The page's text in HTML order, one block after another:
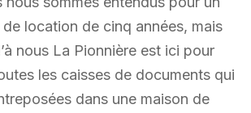
location de cinq années, mais
nous La Pionnière est ici pour
les caisses de documents qui
dans une maison de